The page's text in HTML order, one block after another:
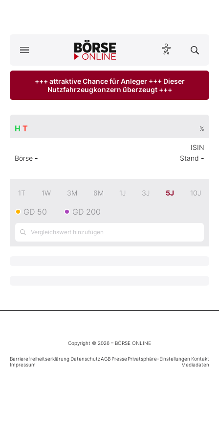
ktuelle Ausgabe BÖRSE ONLINE lesen
Abo & Shop
BO-Musterdepots
Experten
Mein B:O
+++ attraktive Chance für Anleger +++ Dieser
Nutzfahrzeugkonzern überzeugt +++
%
H T
ISIN
Börse - Stand -
1T 1W 3M 6M 1J 3J 5J 10J
GD 50 GD 200
Copyright © 2026 – BÖRSE ONLINE
Barrierefreiheitserklärung DatenschutzAGB PressePrivatsphäre-Einstellungen Kontakt
Impressum
Mediadaten